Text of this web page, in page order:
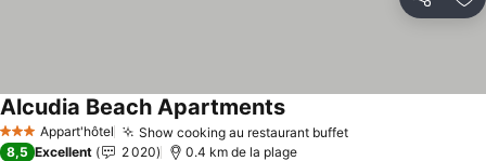
Partager
3 ÉtoilesAppart'hôtel Show cooking au restaurant buffet
Alcudia Beach Apartments
8,5 Excellent 2 020 0.4 km de la plage